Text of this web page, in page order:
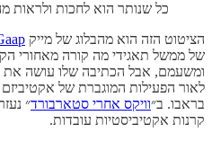
כל שנותר הוא לחכות ולראות
הציטוט הזה הוא מהבלוג של מייק
של ממשל תאגידי מה קורה מאחורי
ומשעמם, אבל הכתיבה שלו עושה את
לאור הפעילות המוגברת של
בראבו. ב״וויקס אחרי סטארבורד״
קרנות אקטיביסטיות עובדות.